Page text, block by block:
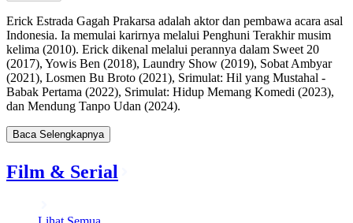
Erick Estrada Gagah Prakarsa adalah aktor dan pembawa acara asal
Indonesia. Ia memulai karirnya melalui Penghuni Terakhir musim
kelima (2010). Erick dikenal melalui perannya dalam Sweet 20
(2017), Yowis Ben (2018), Laundry Show (2019), Sobat Ambyar
(2021), Losmen Bu Broto (2021), Srimulat: Hil yang Mustahal -
Babak Pertama (2022), Srimulat: Hidup Memang Komedi (2023),
dan Mendung Tanpo Udan (2024).
Baca Selengkapnya
Film & Serial